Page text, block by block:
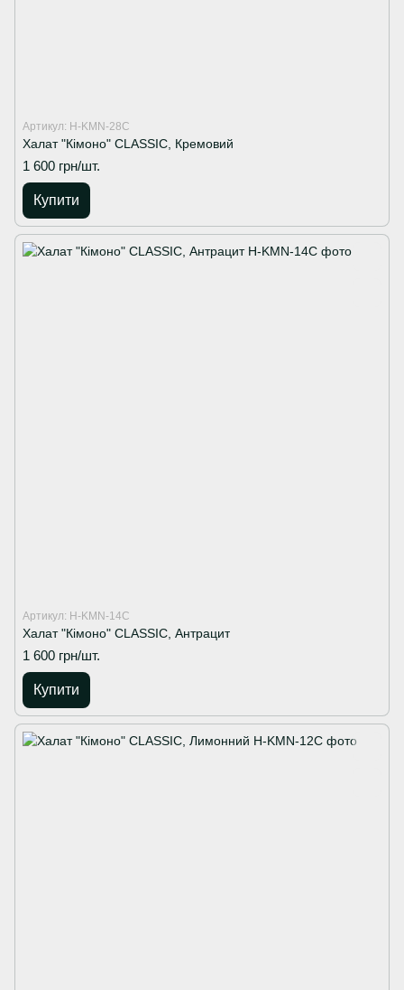
Артикул: H-KMN-28C
Халат "Кімоно" CLASSIC, Кремовий
1 600 грн/шт.
Купити
Артикул: H-KMN-14C
Халат "Кімоно" CLASSIC, Антрацит
1 600 грн/шт.
Купити